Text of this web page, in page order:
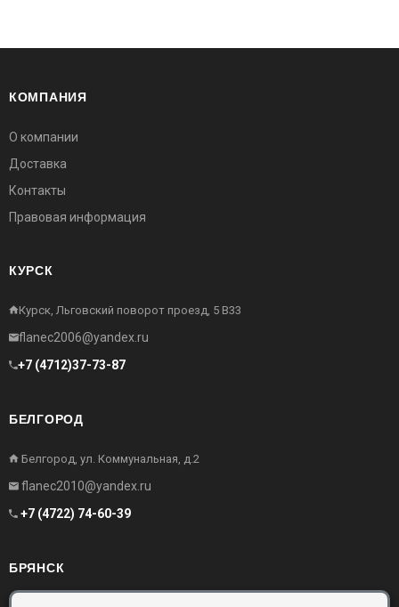
КОМПАНИЯ
О компании
Доставка
Контакты
Правовая информация
КУРСК
Курск, Льговский поворот проезд, 5 В33
flanec2006@yandex.ru
+7 (4712)37-73-87
БЕЛГОРОД
Белгород, ул. Коммунальная, д.2
flanec2010@yandex.ru
+7 (4722) 74-60-39
БРЯНСК